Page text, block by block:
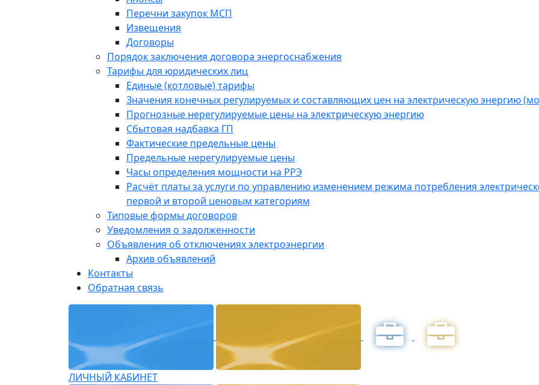
Перечни закупок МСП
Извещения
Договоры
Порядок заключения договора энергоснабжения
Тарифы для юридических лиц
Единые (котловые) тарифы
Значения конечных регулируемых и составляющих цен на электрическую энергию
Прогнозные нерегулируемые цены на электрическую энергию
Сбытовая надбавка ГП
Фактические предельные цены
Предельные нерегулируемые цены
Часы определения мощности на РРЭ
Расчёт платы за услуги по управлению изменением режима потребления
первой и второй ценовым категориям
Типовые формы договоров
Уведомления о задолженности
Объявления об отключениях электроэнергии
Архив объявлений
Контакты
Обратная связь
ЛИЧНЫЙ КАБИНЕТ